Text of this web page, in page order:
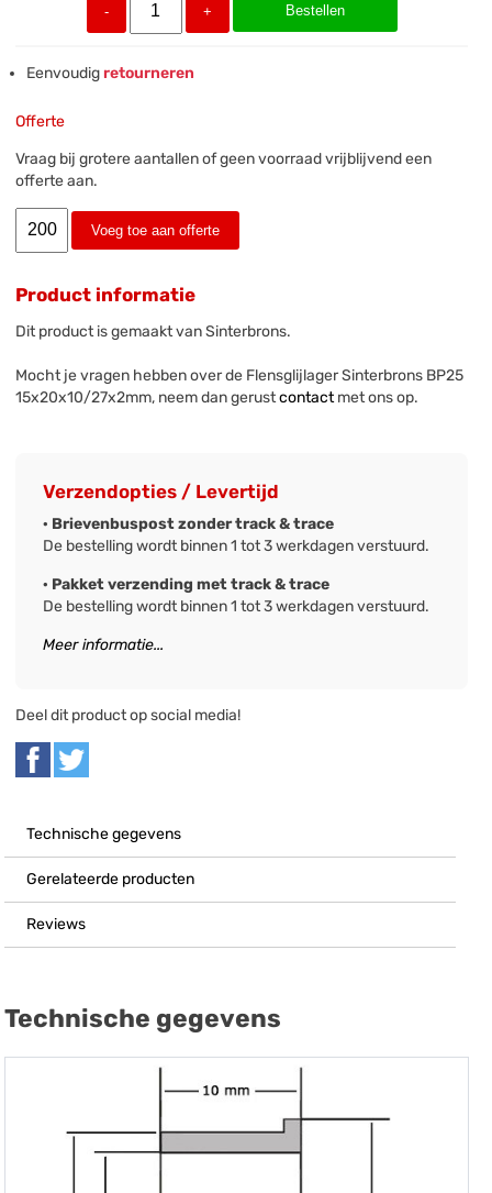
- + Bestellen
Eenvoudigretourneren
Offerte
Vraag bij grotere aantallen of geen voorraad vrijblijvend een
offerte aan.
Voeg toe aan offerte
Product informatie
Dit product is gemaakt van Sinterbrons.
Mocht je vragen hebben over de Flensglijlager Sinterbrons BP25
15x20x10/27x2mm, neem dan gerustcontactmet ons op.
Verzendopties / Levertijd
· Brievenbuspost zonder track & trace
De bestelling wordt binnen 1 tot 3 werkdagen verstuurd.
· Pakket verzending met track & trace
De bestelling wordt binnen 1 tot 3 werkdagen verstuurd.
Meer informatie...
Deel dit product op social media!
Technische gegevens
Gerelateerde producten
Reviews
Technische gegevens